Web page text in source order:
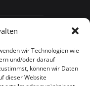
wir Technologien wie
und/oder darauf
können wir Daten
dieser Website